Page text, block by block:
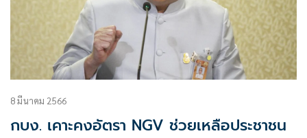
8 มีนาคม 2566
กบง. เคาะคงอัตรา NGV ช่วยเหลือประชาชน